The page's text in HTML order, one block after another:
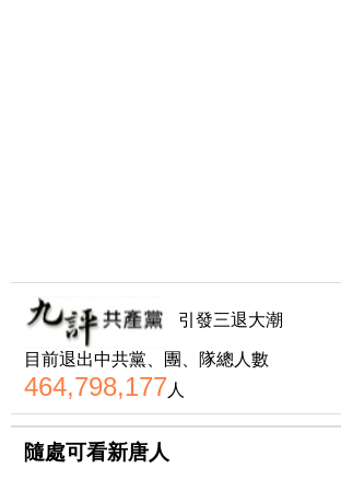
引發三退大潮
目前退出中共黨、團、隊總人數
464,798,177人
隨處可看新唐人